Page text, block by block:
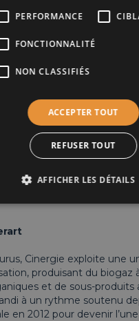
d’anticiper les défaillances
et de souligner
des machines rotatives
convoyeur, etc
directement dans les
Cinergie exploite une
produisant du biogaz
et de sous-produits
à un rythme soutenu
en 2012 pour devenir
PERFORMANCE
FONCTIONNALITÉ
NON CLASSIFIÉS
ACCEPTER TOUT
REFUSER TOUT
AFFICHER LES DÉTAILS